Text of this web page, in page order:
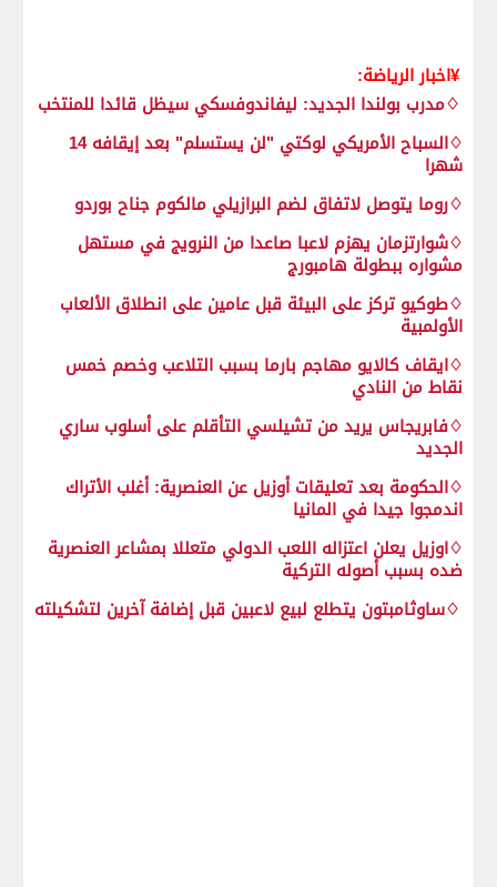
¥اخبار الرياضة:
♢مدرب بولندا الجديد: ليفاندوفسكي سيظل قائدا للمنتخب
♢السباح الأمريكي لوكتي "لن يستسلم" بعد إيقافه 14
شهرا
♢روما يتوصل لاتفاق لضم البرازيلي مالكوم جناح بوردو
♢شوارتزمان يهزم لاعبا صاعدا من النرويج في مستهل
مشواره ببطولة هامبورج
♢طوكيو تركز على البيئة قبل عامين على انطلاق الألعاب
الأولمبية
♢ايقاف كالايو مهاجم بارما بسبب التلاعب وخصم خمس
نقاط من النادي
♢فابريجاس يريد من تشيلسي التأقلم على أسلوب ساري
الجديد
♢الحكومة بعد تعليقات أوزيل عن العنصرية: أغلب الأتراك
اندمجوا جيدا في المانيا
♢اوزيل يعلن اعتزاله اللعب الدولي متعللا بمشاعر العنصرية
ضده بسبب أصوله التركية
♢ساوثامبتون يتطلع لبيع لاعبين قبل إضافة آخرين لتشكيلته